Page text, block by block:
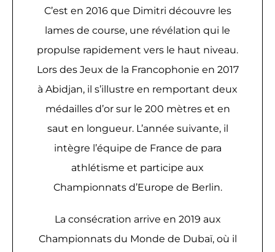
C’est en 2016 que Dimitri découvre les
lames de course, une révélation qui le
propulse rapidement vers le haut niveau.
Lors des Jeux de la Francophonie en 2017
à Abidjan, il s’illustre en remportant deux
médailles d’or sur le 200 mètres et en
saut en longueur. L’année suivante, il
intègre l’équipe de France de para
athlétisme et participe aux
Championnats d’Europe de Berlin.
La consécration arrive en 2019 aux
Championnats du Monde de Dubaï, où il